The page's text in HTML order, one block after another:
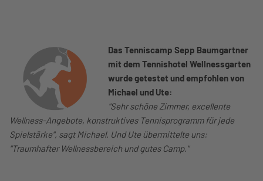
Das Tenniscamp Sepp Baumgartner
mit dem Tennishotel Wellnessgarten
wurde getestet und empfohlen von
Michael und Ute:
"Sehr schöne Zimmer, excellente
Wellness-Angebote, konstruktives Tennisprogramm für jede
Spielstärke", sagt Michael. Und Ute übermittelte uns:
"Traumhafter Wellnessbereich und gutes Camp."